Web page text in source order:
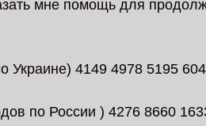
мне помощь для
Украине) 4149 4978 5195
по России ) 4276 8660